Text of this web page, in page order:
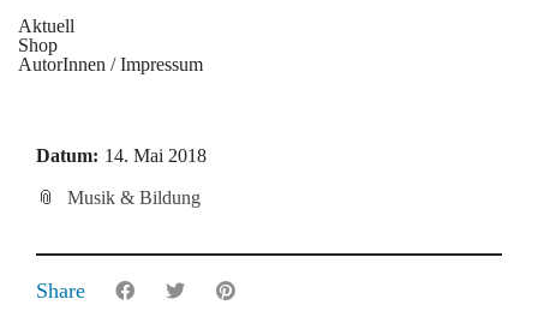
Aktuell
Shop
AutorInnen / Impressum
Datum: 14. Mai 2018
Musik & Bildung
Share